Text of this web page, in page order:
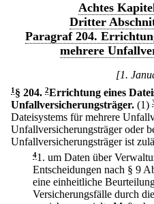
Achtes
Dritter
Paragraf 204.
mehrere
[1.
1 § 204. 2Errichtung eines
Unfallversicherungsträger. (1)
Dateisystems für mehrere
Unfallversicherungsträger oder
Unfallversicherungsträger ist
41. um Daten über
Entscheidungen nach § 9
eine einheitliche
Versicherungsfälle durch